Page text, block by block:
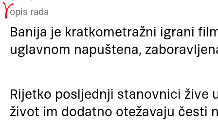
opis rada
Banija je kratkometražni igrani
uglavnom napuštena,
Rijetko posljednji stanovnici žive
život im dodatno otežavaju česti